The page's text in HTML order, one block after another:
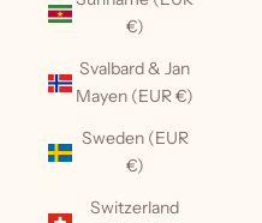
€)
Svalbard & Jan
Mayen (EUR €)
Sweden (EUR
€)
Switzerland